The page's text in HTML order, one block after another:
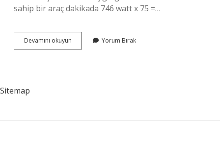
sahip bir araç dakikada 746 watt x 75 =…
Devamını okuyun
Insan
Yorum Bırak
Sitemap